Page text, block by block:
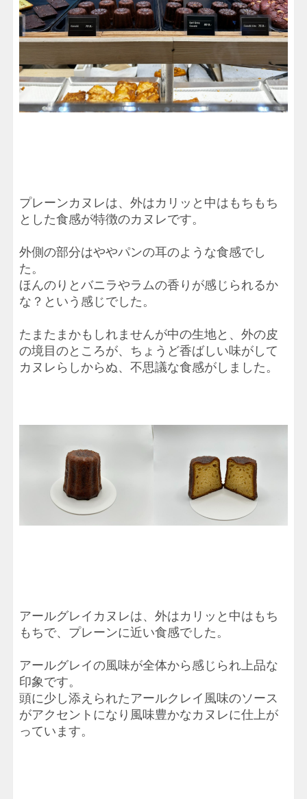
プレーンカヌレは、外はカリッと中はもちもち
とした食感が特徴のカヌレです。
外側の部分はややパンの耳のような食感でし
た。
ほんのりとバニラやラムの香りが感じられるか
な？という感じでした。
たまたまかもしれませんが中の生地と、外の皮
の境目のところが、ちょうど香ばしい味がして
カヌレらしからぬ、不思議な食感がしました。
アールグレイカヌレは、外はカリッと中はもち
もちで、プレーンに近い食感でした。
アールグレイの風味が全体から感じられ上品な
印象です。
頭に少し添えられたアールクレイ風味のソース
がアクセントになり風味豊かなカヌレに仕上が
っています。